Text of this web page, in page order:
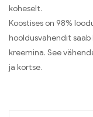
koheselt.
Koostises on 98%
hooldusvahendit
kreemina. See
ja kortse.